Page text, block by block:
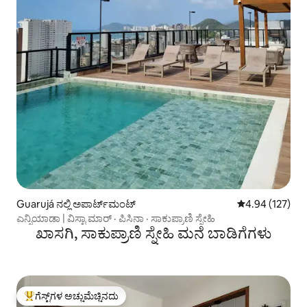
Guarujá ನಲ್ಲಿ ಅಪಾರ್ಟ್‌ಮಂಟ್ 5 ರಲ್ಲಿ 4.94
4.94 (127)
ಎನ್ಸಿಯಾಡಾ | ವಿಸ್ಟಾ ಮಾರ್ · ಪಿಸಿನಾ · ಸಾಕುಪ್ರಾಣಿ ಸ್ನೇಹಿ
ಖಾಸಗಿ, ಸಾಕುಪ್ರಾಣಿ ಸ್ನೇಹಿ ಮನೆ ಬಾಡಿಗೆಗಳು
ಗೆಸ್ಟ್‌ಗಳಿಗೆ ಅತಿ ಹೆಚ್ಚು ಅಚ್ಚುಮೆಚ್ಚಿನದು
ಗೆಸ್ಟ್‌ಗಳ ಅಚ್ಚುಮೆಚ್ಚಿನದು